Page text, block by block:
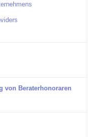
von Beraterhonoraren